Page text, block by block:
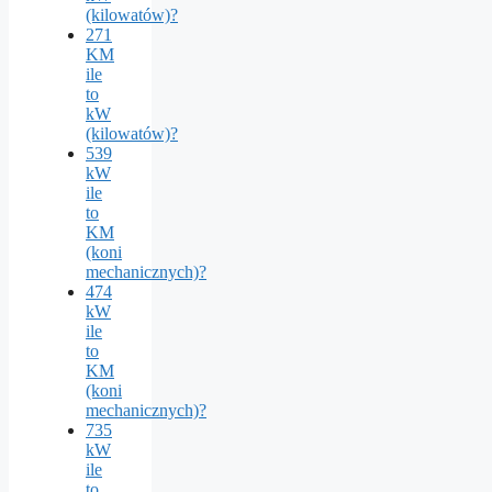
(kilowatów)?
271
KM
ile
to
kW
(kilowatów)?
539
kW
ile
to
KM
(koni
mechanicznych)?
474
kW
ile
to
KM
(koni
mechanicznych)?
735
kW
ile